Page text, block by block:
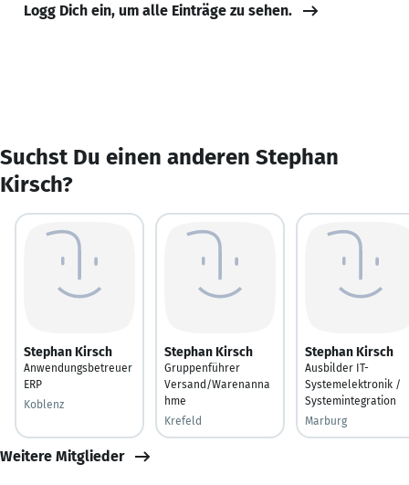
Logg Dich ein, um alle Einträge zu sehen.
Suchst Du einen anderen Stephan
Kirsch?
Stephan Kirsch
Anwendungsbetreuer
ERP
Koblenz
Stephan Kirsch
Gruppenführer
Versand/Warenanna
hme
Krefeld
Stephan Kirsch
Ausbilder IT-
Systemelektronik /
Systemintegration
Marburg
Weitere Mitglieder